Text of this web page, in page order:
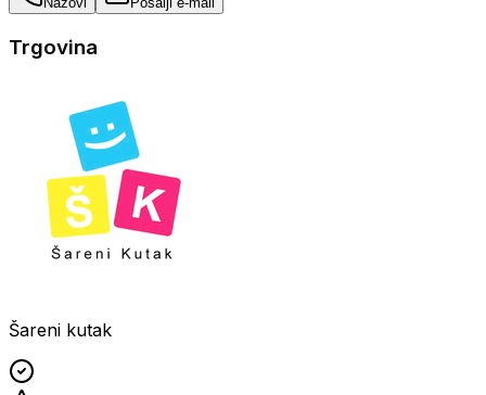
Trgovina
Šareni kutak